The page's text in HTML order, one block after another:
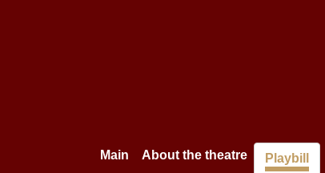
Main About the theatre Playbill